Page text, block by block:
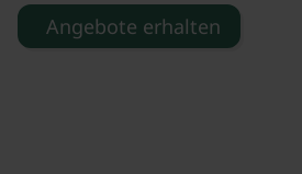
Angebote erhalten